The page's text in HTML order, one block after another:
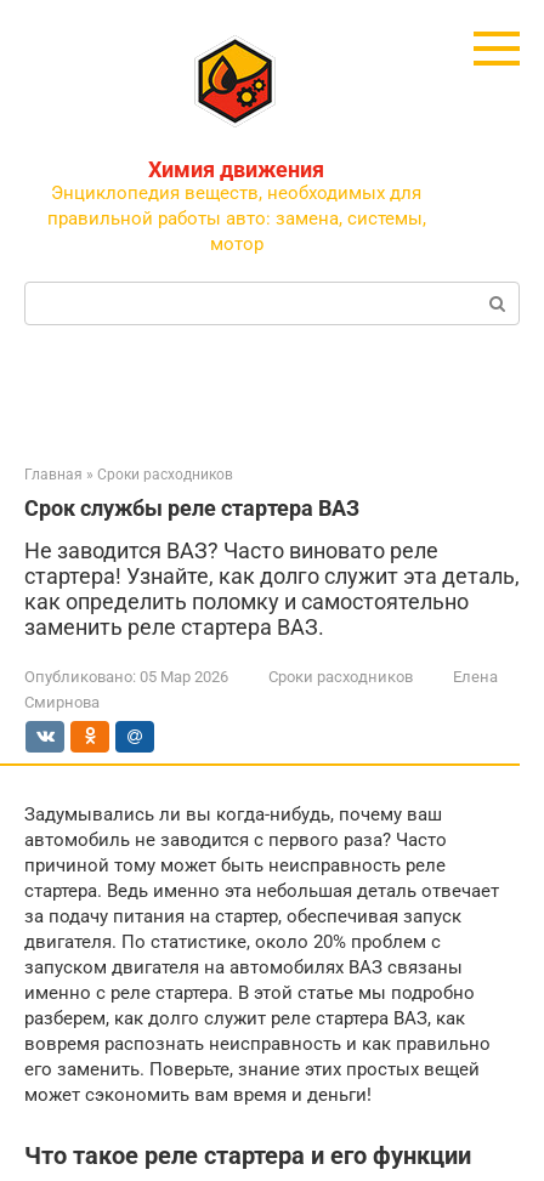
Химия движения
Энциклопедия веществ, необходимых для
правильной работы авто: замена, системы,
мотор
Поиск:
Главная » Сроки расходников
Срок службы реле стартера ВАЗ
Не заводится ВАЗ? Часто виновато реле
стартера! Узнайте, как долго служит эта деталь,
как определить поломку и самостоятельно
заменить реле стартера ВАЗ.
Опубликовано: 05 Мар 2026 Сроки расходников
Елена
Смирнова
Задумывались ли вы когда-нибудь, почему ваш
автомобиль не заводится с первого раза? Часто
причиной тому может быть неисправность реле
стартера. Ведь именно эта небольшая деталь отвечает
за подачу питания на стартер, обеспечивая запуск
двигателя. По статистике, около 20% проблем с
запуском двигателя на автомобилях ВАЗ связаны
именно с реле стартера. В этой статье мы подробно
разберем, как долго служит реле стартера ВАЗ, как
вовремя распознать неисправность и как правильно
его заменить. Поверьте, знание этих простых вещей
может сэкономить вам время и деньги!
Что такое реле стартера и его функции